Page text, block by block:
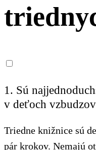
1. Sú
v deťoch
Triedne knižnice sú
pár krokov. Nemajú